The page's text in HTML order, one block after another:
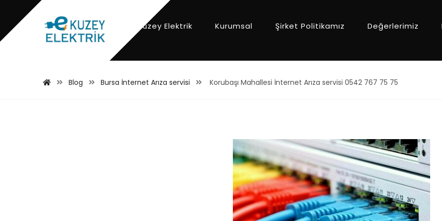
Kuzey Elektrik Kurumsal Şirket Politikamız Değerlerimiz
Blog Bursa İnternet Arıza servisi Korubaşı Mahallesi İnternet Arıza servisi 0542 767 75 75